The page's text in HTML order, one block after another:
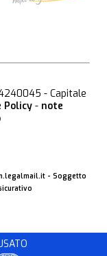
- Capitale
Policy - note
- Soggetto